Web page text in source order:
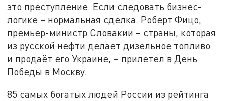
это преступление. Если следовать бизнес-
логике – нормальная сделка. Роберт Фицо,
премьер-министр Словакии – страны, которая
из русской нефти делает дизельное топливо
и продаёт его Украине, – прилетел в День
Победы в Москву.
85 самых богатых людей России из рейтинга